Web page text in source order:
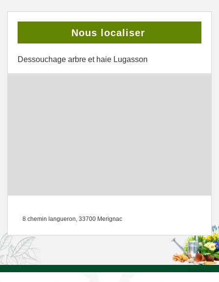
Nous localiser
Dessouchage arbre et haie Lugasson
8 chemin langueron, 33700 Merignac